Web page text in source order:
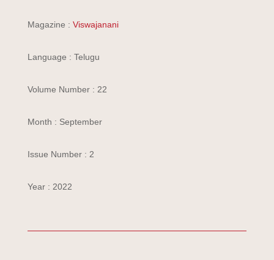
Magazine : Viswajanani
Language : Telugu
Volume Number : 22
Month : September
Issue Number : 2
Year : 2022